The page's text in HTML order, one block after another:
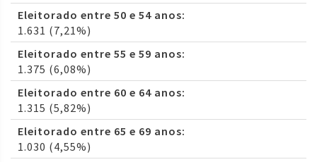
Eleitorado entre 50 e 54 anos:
1.631 (7,21%)
Eleitorado entre 55 e 59 anos:
1.375 (6,08%)
Eleitorado entre 60 e 64 anos:
1.315 (5,82%)
Eleitorado entre 65 e 69 anos:
1.030 (4,55%)